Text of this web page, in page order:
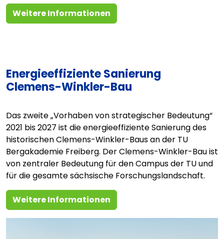
Weitere Informationen
Energieeffiziente Sanierung
Clemens-Winkler-Bau
Das zweite „Vorhaben von strategischer Bedeutung“
2021 bis 2027 ist die energieeffiziente Sanierung des
historischen Clemens-Winkler-Baus an der TU
Bergakademie Freiberg. Der Clemens-Winkler-Bau ist
von zentraler Bedeutung für den Campus der TU und
für die gesamte sächsische Forschungslandschaft.
Weitere Informationen